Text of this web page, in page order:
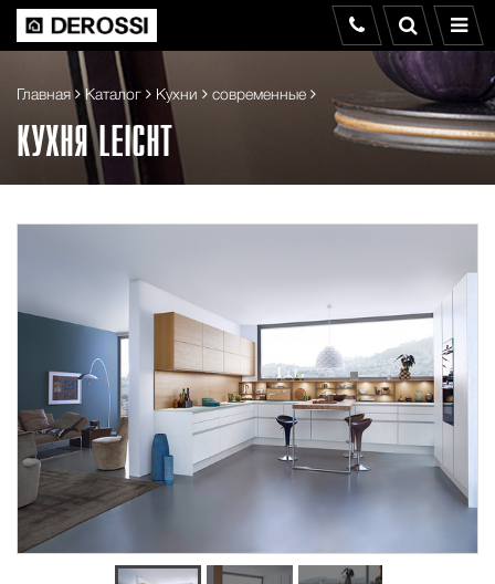
Главная Каталог Кухни современные
КУХНЯ LEICHT